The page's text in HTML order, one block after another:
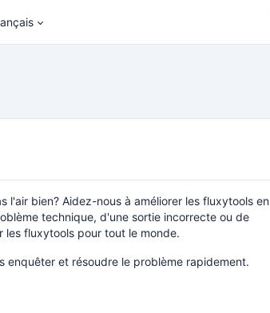
l'air bien? Aidez-nous à améliorer les fluxytools en
technique, d'une sortie incorrecte ou de
les fluxytools pour tout le monde.
enquêter et résoudre le problème rapidement.